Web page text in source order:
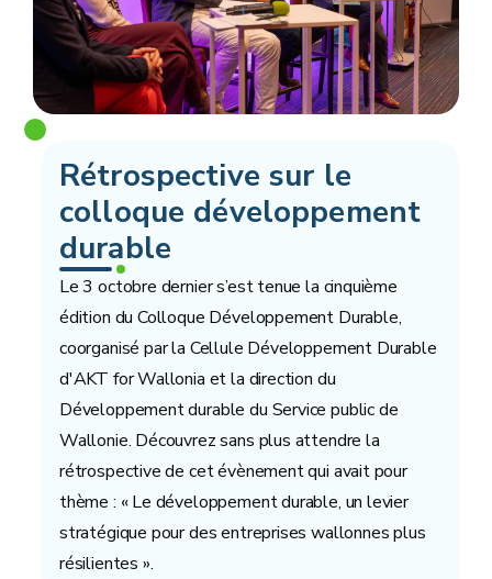
Rétrospective sur le
colloque développement
durable
Le 3 octobre dernier s’est tenue la cinquième
édition du Colloque Développement Durable,
coorganisé par la Cellule Développement Durable
d'AKT for Wallonia et la direction du
Développement durable du Service public de
Wallonie. Découvrez sans plus attendre la
rétrospective de cet évènement qui avait pour
thème : « Le développement durable, un levier
stratégique pour des entreprises wallonnes plus
résilientes ».